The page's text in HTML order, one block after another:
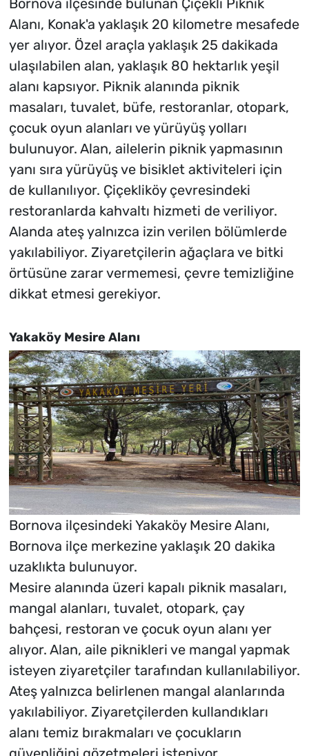
Alanı, Konak'a yaklaşık 20 kilometre mesafede
yer alıyor. Özel araçla yaklaşık 25 dakikada
ulaşılabilen alan, yaklaşık 80 hektarlık yeşil
alanı kapsıyor. Piknik alanında piknik
masaları, tuvalet, büfe, restoranlar, otopark,
çocuk oyun alanları ve yürüyüş yolları
bulunuyor. Alan, ailelerin piknik yapmasının
yanı sıra yürüyüş ve bisiklet aktiviteleri için
de kullanılıyor. Çiçekliköy çevresindeki
restoranlarda kahvaltı hizmeti de veriliyor.
Alanda ateş yalnızca izin verilen bölümlerde
yakılabiliyor. Ziyaretçilerin ağaçlara ve bitki
örtüsüne zarar vermemesi, çevre temizliğine
dikkat etmesi gerekiyor.
Yakaköy Mesire Alanı
Bornova ilçesindeki Yakaköy Mesire Alanı,
Bornova ilçe merkezine yaklaşık 20 dakika
uzaklıkta bulunuyor.
Mesire alanında üzeri kapalı piknik masaları,
mangal alanları, tuvalet, otopark, çay
bahçesi, restoran ve çocuk oyun alanı yer
alıyor. Alan, aile piknikleri ve mangal yapmak
isteyen ziyaretçiler tarafından kullanılabiliyor.
Ateş yalnızca belirlenen mangal alanlarında
yakılabiliyor. Ziyaretçilerden kullandıkları
alanı temiz bırakmaları ve çocukların